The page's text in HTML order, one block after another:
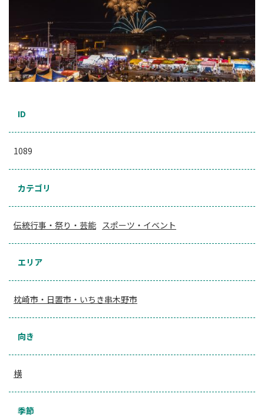
ID
1089
カテゴリ
伝統行事・祭り・芸能 スポーツ・イベント
エリア
枕崎市・日置市・いちき串木野市
向き
横
季節